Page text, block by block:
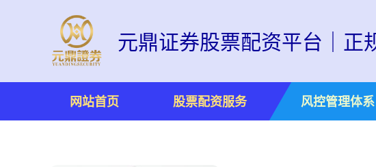
元鼎证券股票配资平台｜正
网站首页 股票配资服务 风控管理体系